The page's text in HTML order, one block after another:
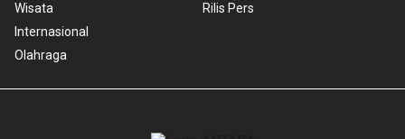
Wisata
Internasional
Olahraga
Rilis Pers